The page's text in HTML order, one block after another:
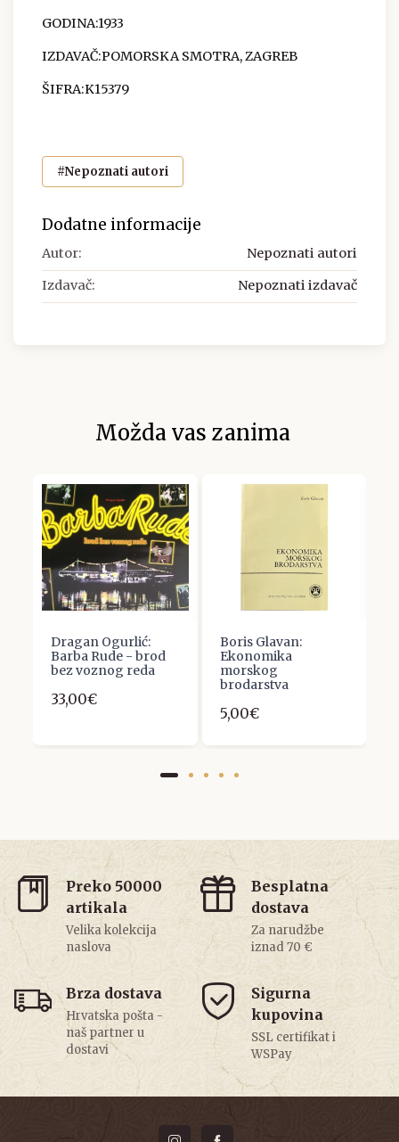
GODINA:1933
IZDAVAČ:POMORSKA SMOTRA, ZAGREB
ŠIFRA:K15379
#Nepoznati autori
Dodatne informacije
Autor: Nepoznati autori
Izdavač: Nepoznati izdavač
Možda vas zanima
Dragan Ogurlić:
Barba Rude - brod
bez voznog reda
33,00€
Boris Glavan:
Ekonomika
morskog
brodarstva
5,00€
Preko 50000
artikala
Velika kolekcija
naslova
Besplatna
dostava
Za narudžbe
iznad 70 €
Brza dostava
Hrvatska pošta -
naš partner u
dostavi
Sigurna
kupovina
SSL certifikat i
WSPay